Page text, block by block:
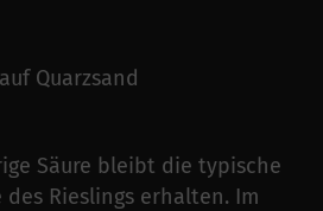
Quarzsand
Säure bleibt die typische
des Rieslings erhalten. Im